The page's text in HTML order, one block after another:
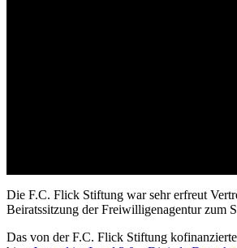
Die F.C. Flick Stiftung war sehr erfreut
Beiratssitzung der Freiwilligenagentur zum
Das von der F.C. Flick Stiftung